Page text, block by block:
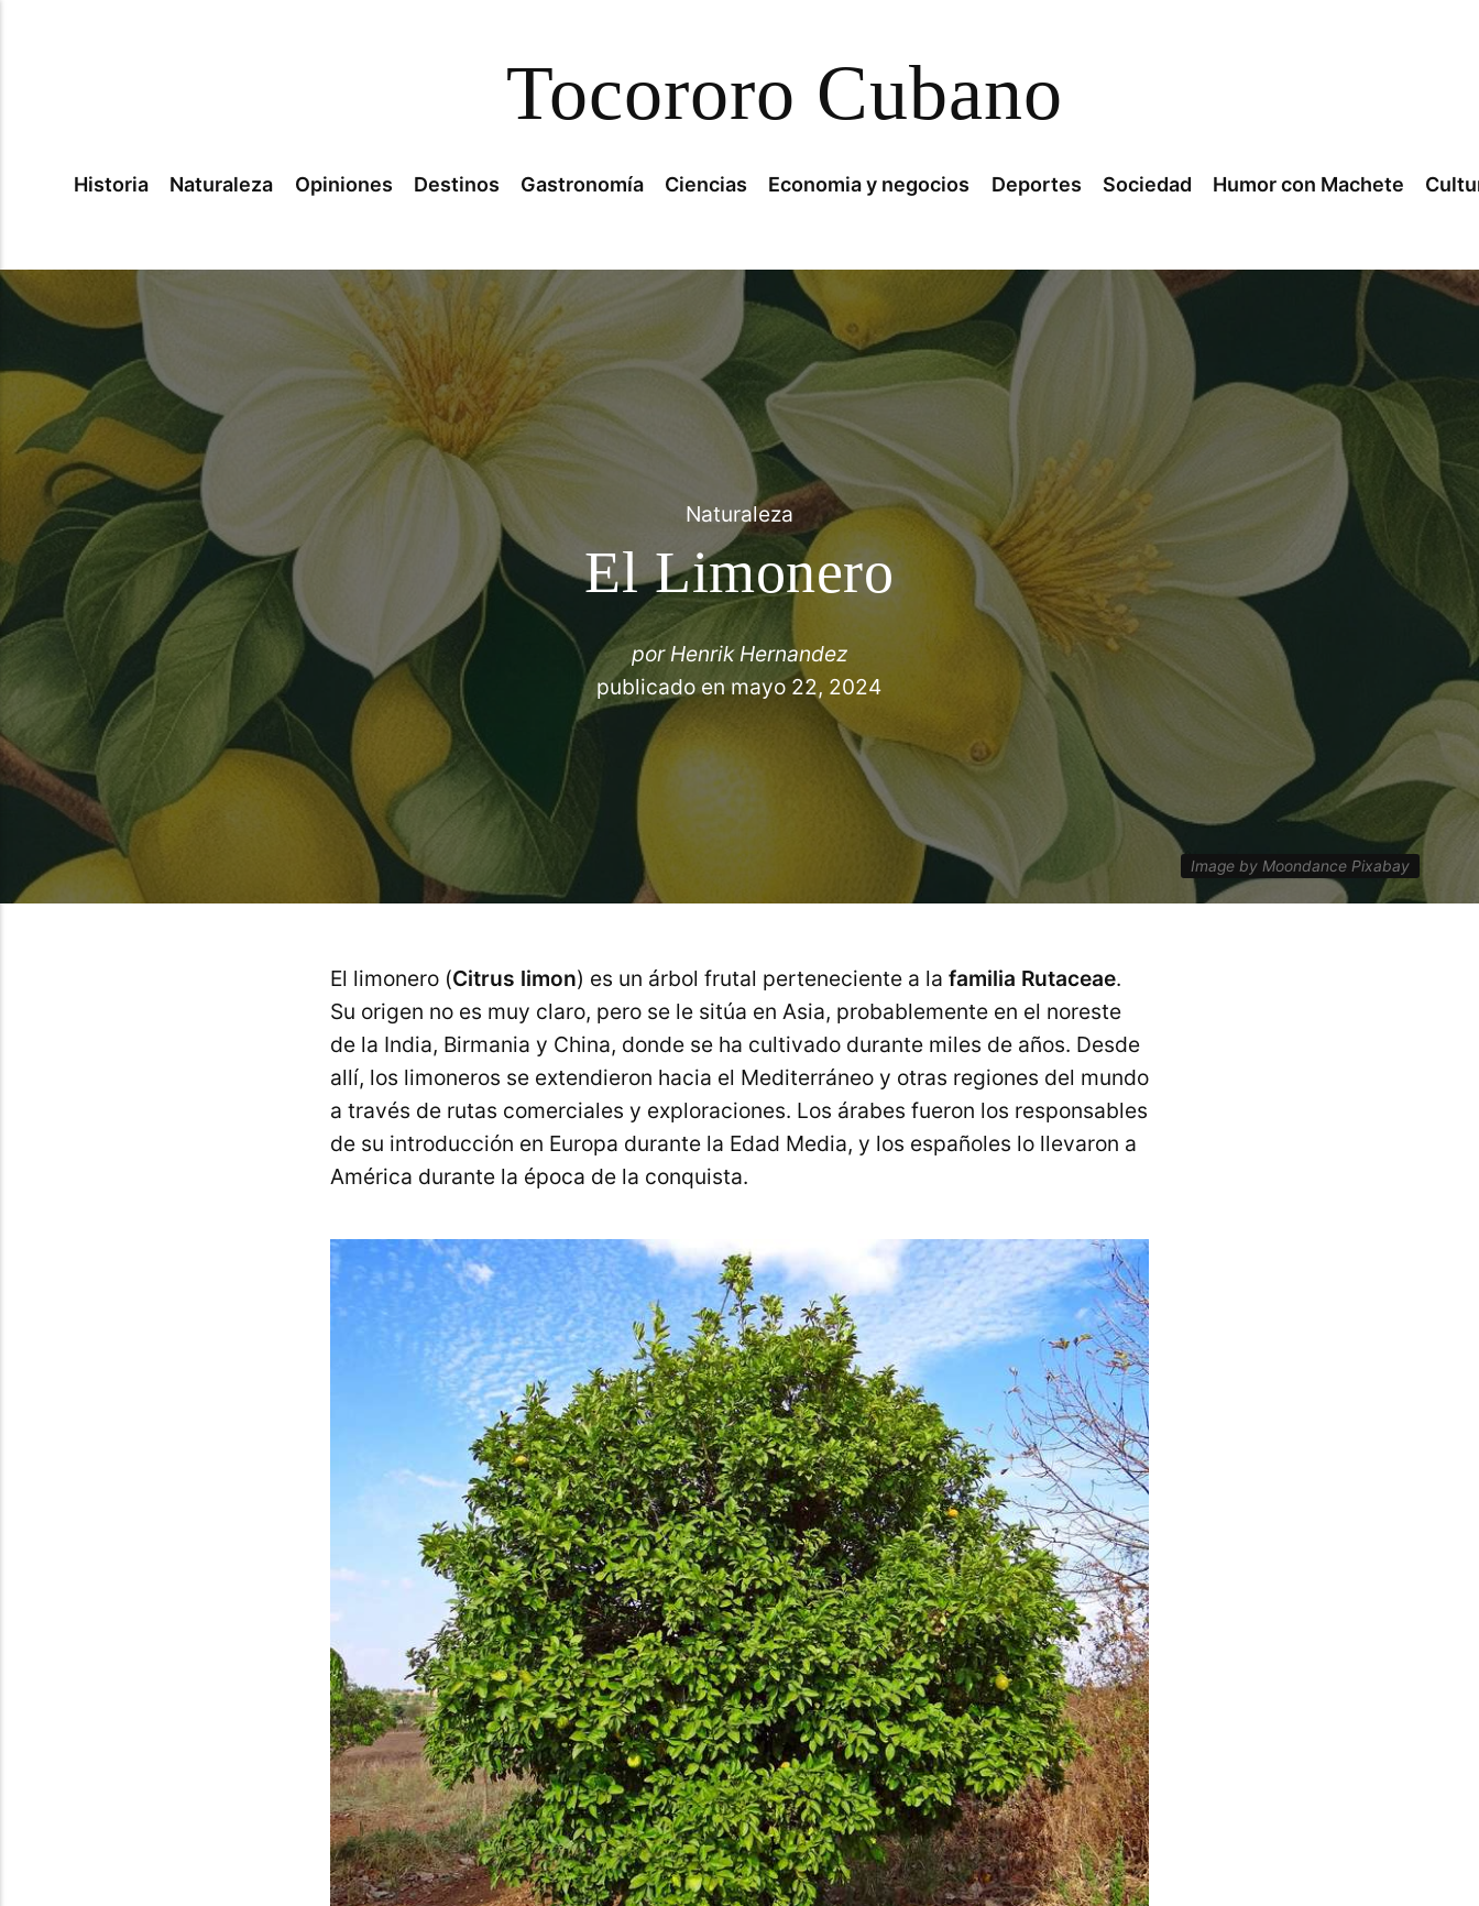
Tocororo Cubano
Historia Naturaleza Opiniones Destinos Gastronomía Ciencias Economia y negocios Deportes Sociedad Humor con Machete
Naturaleza
El Limonero
porHenrik Hernandez
publicado enmayo 22, 2024
Image by Moondance Pixabay
El limonero (Citrus limon) es un árbol frutal perteneciente a la familia Rutaceae.
Su origen no es muy claro, pero se le sitúa en Asia, probablemente en el noreste
de la India, Birmania y China, donde se ha cultivado durante miles de años. Desde
allí, los limoneros se extendieron hacia el Mediterráneo y otras regiones del mundo
a través de rutas comerciales y exploraciones. Los árabes fueron los responsables
de su introducción en Europa durante la Edad Media, y los españoles lo llevaron a
América durante la época de la conquista.